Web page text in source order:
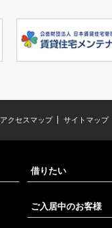
アクセスマップ サイトマップ
借りたい
ご入居中のお客様